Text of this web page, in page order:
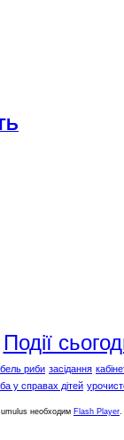
Події
риби засідання
у справах дітей
необходим Flash Player